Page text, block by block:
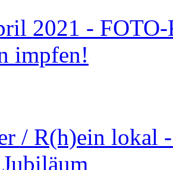
2021 -
impfen!
/ R(h)ein lokal